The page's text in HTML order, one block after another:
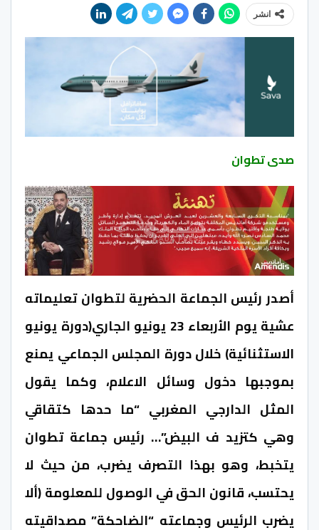
انشر
صدى تطوان
أصدر رئيس الجماعة الحضرية لتطوان تعليماته
عشية يوم الأربعاء 23 يونيو الجاري(دورة يونيو
الاستثنائية) خلال دورة المجلس الجماعي يمنع
بموجبها دخول وسائل الاعلام، وكما يقول
المثل الدارجي المغربي “ما حدها كتقاقي
وهي كتزيد ف البيض”… رئيس جماعة تطوان
يتخبط، وهو بهذا التصرف يضرب، من حيث لا
يحتسب، قانون الحق في الوصول للمعلومة (ألا
يضرب الرئيس وجماعته “الضاحكة” مصداقيته